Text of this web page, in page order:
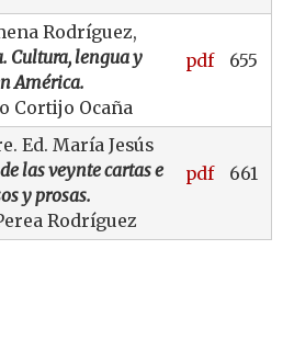
Rodríguez,
Cultura, lengua y
América.
Cortijo Ocaña
pdf 655
Ed. María Jesús
las veynte cartas e
y prosas.
Rodríguez
pdf 661